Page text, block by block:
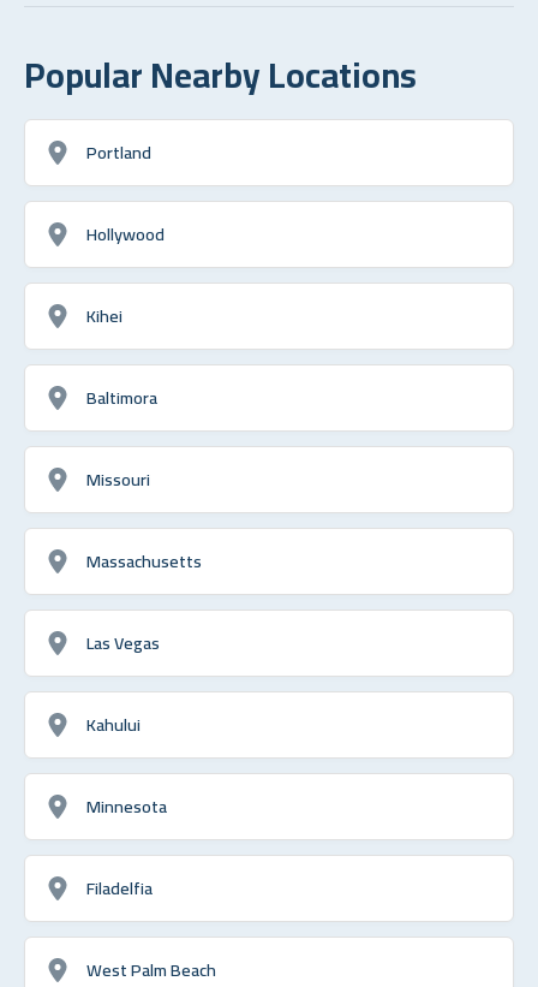
Popular Nearby Locations
Portland
Hollywood
Kihei
Baltimora
Missouri
Massachusetts
Las Vegas
Kahului
Minnesota
Filadelfia
West Palm Beach